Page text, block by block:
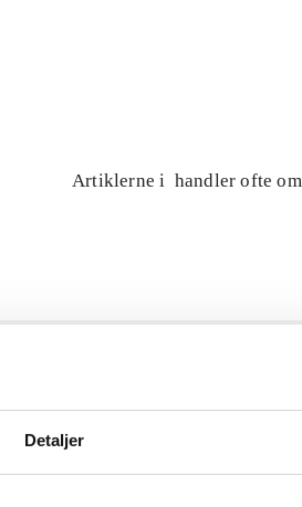
Detaljer
Artiklerne i handler ofte om